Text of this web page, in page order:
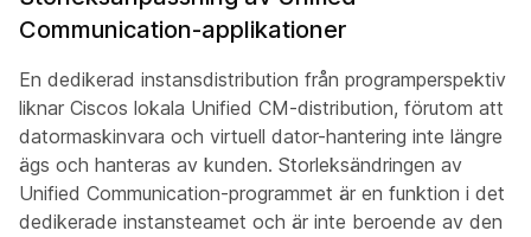
Communication-applikationer
En dedikerad instansdistribution från programperspektiv
liknar Ciscos lokala Unified CM-distribution, förutom att
datormaskinvara och virtuell dator-hantering inte längre
ägs och hanteras av kunden. Storleksändringen av
Unified Communication-programmet är en funktion i det
dedikerade instansteamet och är inte beroende av den